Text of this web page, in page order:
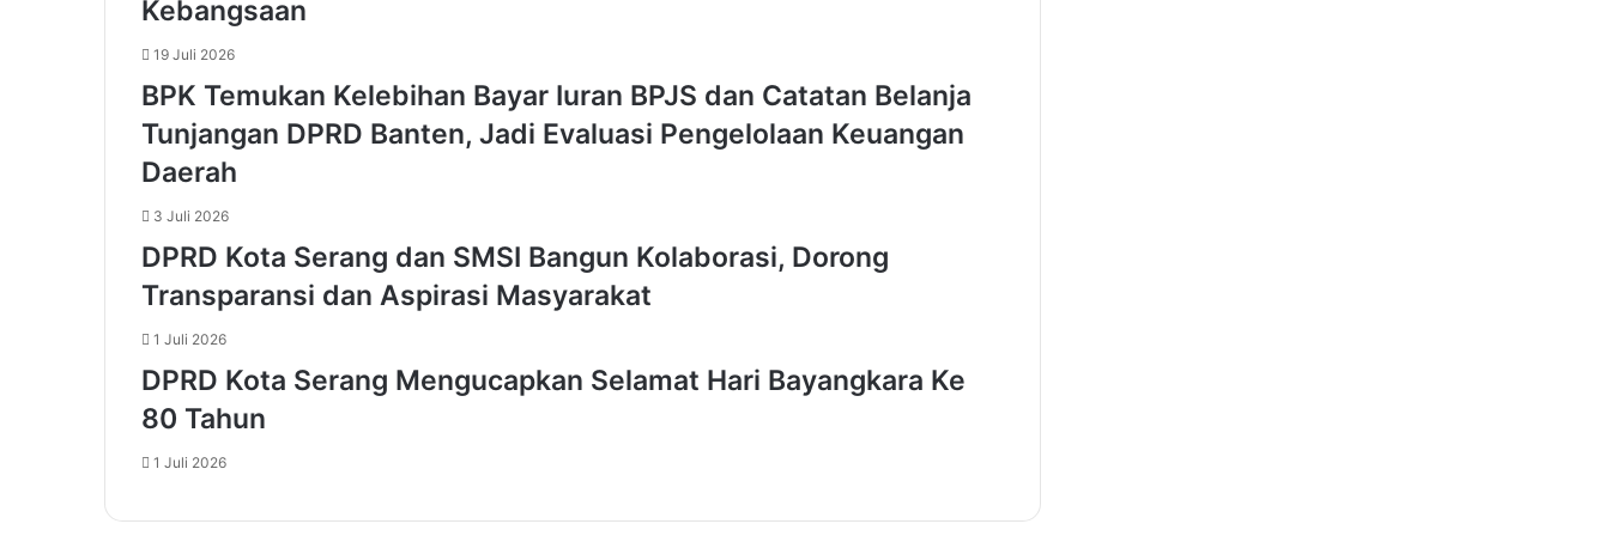
e
d
h
P
m
t
a
s
e
l
a
T
r
a
n
i
Kebangsaan
19 Juli 2026
BPK Temukan Kelebihan Bayar Iuran BPJS dan Catatan Belanja
Tunjangan DPRD Banten, Jadi Evaluasi Pengelolaan Keuangan
Daerah
3 Juli 2026
DPRD Kota Serang dan SMSI Bangun Kolaborasi, Dorong
Transparansi dan Aspirasi Masyarakat
1 Juli 2026
DPRD Kota Serang Mengucapkan Selamat Hari Bayangkara Ke
80 Tahun
1 Juli 2026